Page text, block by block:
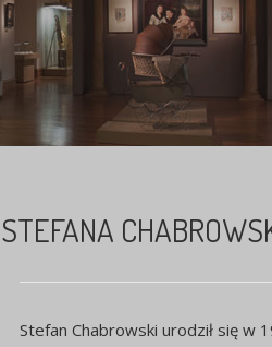
Stefan Chabrowski urodził się w